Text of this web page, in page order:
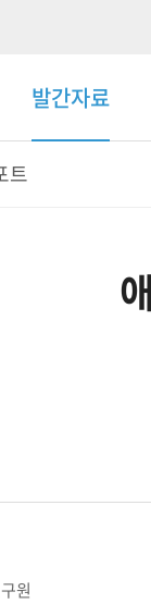
발간자료
트
원